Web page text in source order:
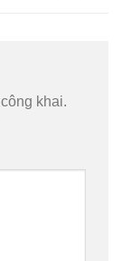
khai.